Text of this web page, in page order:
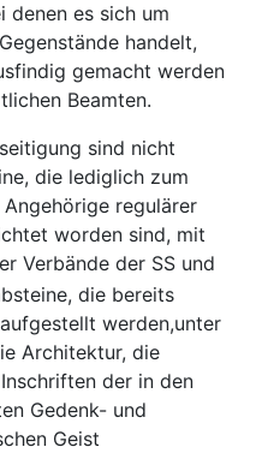
denen es sich um
handelt,
gemacht werden
Beamten.
sind nicht
die lediglich zum
regulärer
worden sind, mit
Verbände der SS und
die bereits
werden,unter
Architektur, die
der in den
Gedenk- und
Geist